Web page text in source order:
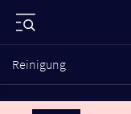
Reinigung